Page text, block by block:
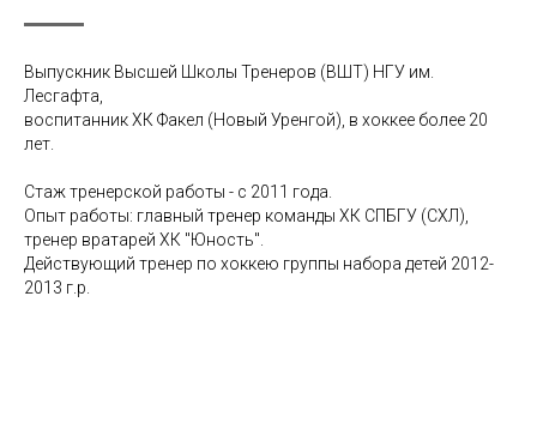
Выпускник Высшей Школы Тренеров (ВШТ) НГУ им.
Лесгафта,
воспитанник ХК Факел (Новый Уренгой), в хоккее более 20
лет.
Стаж тренерской работы - с 2011 года.
Опыт работы: главный тренер команды ХК СПБГУ (СХЛ),
тренер вратарей ХК "Юность".
Действующий тренер по хоккею группы набора детей 2012-
2013 г.р.